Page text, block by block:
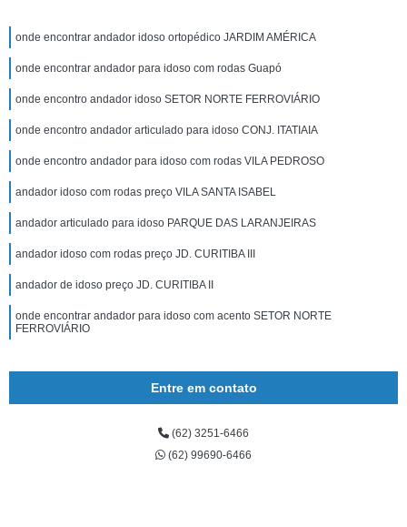
onde encontrar andador idoso ortopédico JARDIM AMÉRICA
onde encontrar andador para idoso com rodas Guapó
onde encontro andador idoso SETOR NORTE FERROVIÁRIO
onde encontro andador articulado para idoso CONJ. ITATIAIA
onde encontro andador para idoso com rodas VILA PEDROSO
andador idoso com rodas preço VILA SANTA ISABEL
andador articulado para idoso PARQUE DAS LARANJEIRAS
andador idoso com rodas preço JD. CURITIBA III
andador de idoso preço JD. CURITIBA II
onde encontrar andador para idoso com acento SETOR NORTE
FERROVIÁRIO
Entre em contato
(62) 3251-6466
(62) 99690-6466